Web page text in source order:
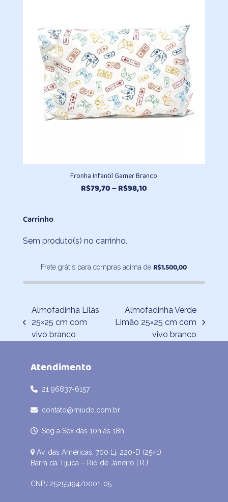
Fronha Infantil Gamer Branco
R$79,70–R$98,10Faixa
Carrinho
Sem produto(s) no carrinho.
Frete grátis para compras acima de R$1.500,00
previous
post:
Almofadinha Lilás
25×25 cm com
vivo branco
next
post:
Almofadinha Verde
Limão 25×25 cm com
vivo branco
Atendimento
21 96837-6157
contato@miudo.com.br
Seg a Sex das 10h às 18h
Av. das Américas, 700 Lj. 220-D (2541)
Barra da Tijuca – Rio de Janeiro | RJ
CNPJ 25255194/0001-05